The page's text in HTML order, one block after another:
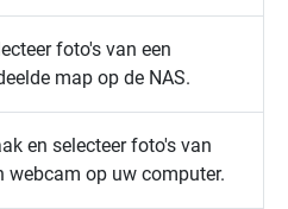
foto's van een
map op de NAS.
en selecteer foto's van
webcam op uw computer.